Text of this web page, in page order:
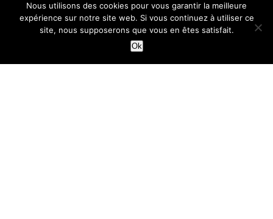
Nous utilisons des cookies pour vous garantir la meilleure
expérience sur notre site web. Si vous continuez à utiliser ce
site, nous supposerons que vous en êtes satisfait.
Ok